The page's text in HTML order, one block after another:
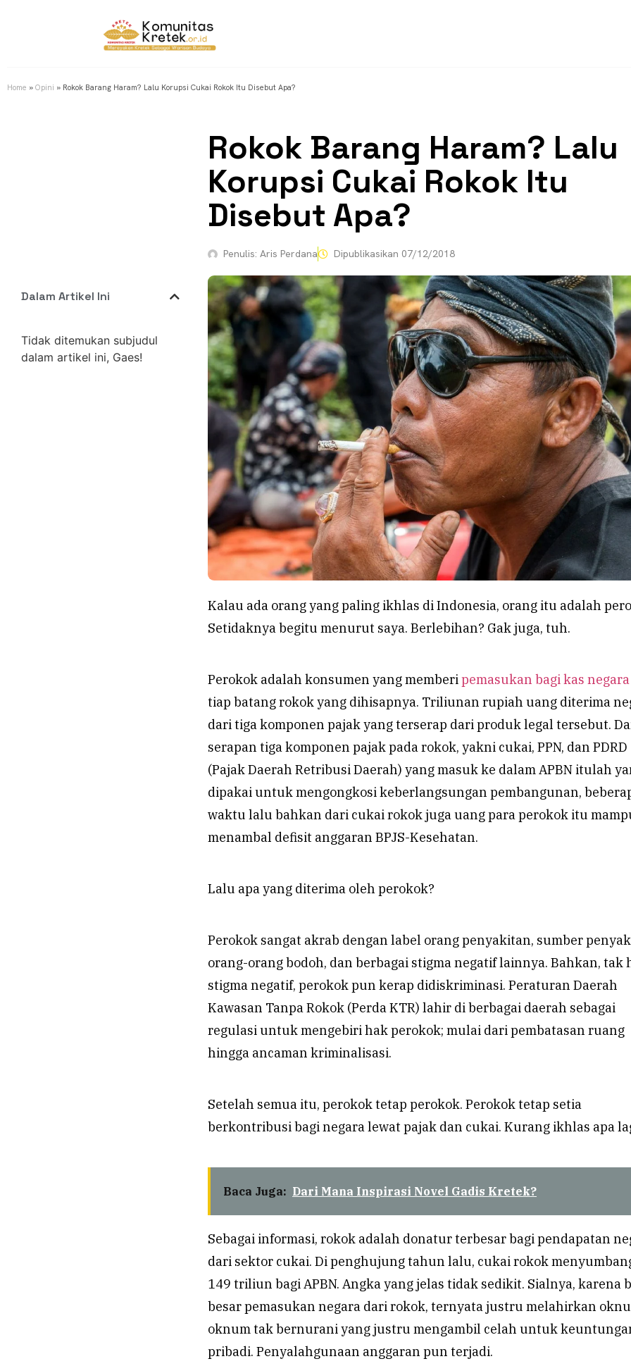
Home » Opini » Rokok Barang Haram? Lalu Korupsi Cukai Rokok Itu Disebut Apa?
Rokok Barang Haram? Lalu
Korupsi Cukai Rokok Itu
Disebut Apa?
Penulis: Aris Perdana Dipublikasikan 07/12/2018
Dalam Artikel Ini
Tidak ditemukan subjudul
dalam artikel ini, Gaes!
Kalau ada orang yang paling ikhlas di Indonesia, orang itu adalah
Setidaknya begitu menurut saya. Berlebihan? Gak juga, tuh.
Perokok adalah konsumen yang memberipemasukan bagi kas negara
tiap batang rokok yang dihisapnya. Triliunan rupiah uang diterima
dari tiga komponen pajak yang terserap dari produk legal tersebut.
serapan tiga komponen pajak pada rokok, yakni cukai, PPN, dan PDRD
(Pajak Daerah Retribusi Daerah) yang masuk ke dalam APBN itulah
dipakai untuk mengongkosi keberlangsungan pembangunan,
waktu lalu bahkan dari cukai rokok juga uang para perokok itu
menambal defisit anggaran BPJS-Kesehatan.
Lalu apa yang diterima oleh perokok?
Perokok sangat akrab dengan label orang penyakitan, sumber
orang-orang bodoh, dan berbagai stigma negatif lainnya. Bahkan, tak
stigma negatif, perokok pun kerap didiskriminasi. Peraturan Daerah
Kawasan Tanpa Rokok (Perda KTR) lahir di berbagai daerah sebagai
regulasi untuk mengebiri hak perokok; mulai dari pembatasan ruang
hingga ancaman kriminalisasi.
Setelah semua itu, perokok tetap perokok. Perokok tetap setia
berkontribusi bagi negara lewat pajak dan cukai. Kurang ikhlas apa
Baca Juga: Dari Mana Inspirasi Novel Gadis Kretek?
Sebagai informasi, rokok adalah donatur terbesar bagi pendapatan
dari sektor cukai. Di penghujung tahun lalu, cukai rokok
149 triliun bagi APBN. Angka yang jelas tidak sedikit. Sialnya, karena
besar pemasukan negara dari rokok, ternyata justru melahirkan
oknum tak bernurani yang justru mengambil celah untuk
pribadi. Penyalahgunaan anggaran pun terjadi.